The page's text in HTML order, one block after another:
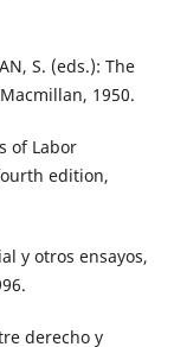
S. (eds.): The
1950.
of Labor
edition,
y otros ensayos,
derecho y